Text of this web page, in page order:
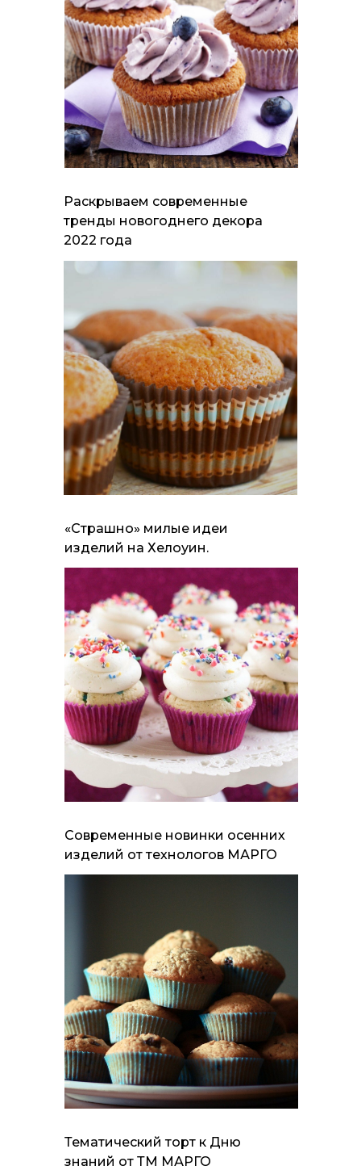
«Страшно» милые идеи
изделий на Хелоуин.
Современные новинки осенних
изделий от технологов МАРГО
Раскрываем современные
тренды новогоднего декора
2022 года
Тематический торт к Дню
знаний от ТМ МАРГО